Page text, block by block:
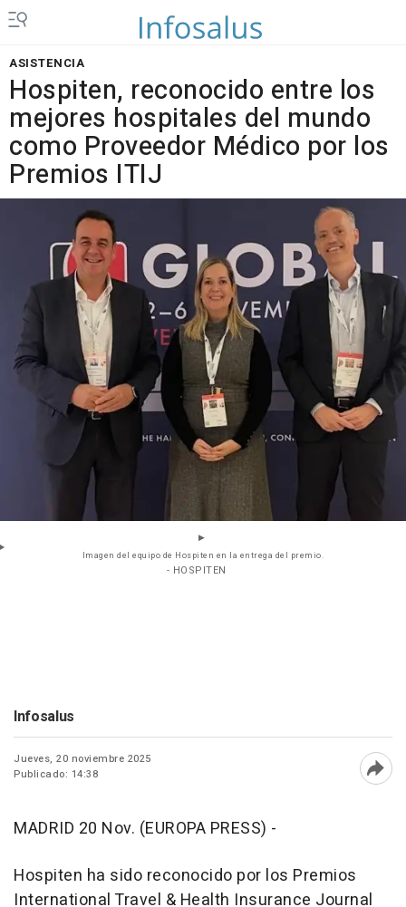
ASISTENCIA
Hospiten, reconocido entre los
mejores hospitales del mundo
como Proveedor Médico por los
Premios ITIJ
Imagen del equipo de Hospiten en la entrega del premio.
- HOSPITEN
Infosalus
Jueves, 20 noviembre 2025
Publicado: 14:38
MADRID 20 Nov. (EUROPA PRESS) -
Hospiten ha sido reconocido por los Premios
International Travel & Health Insurance Journal